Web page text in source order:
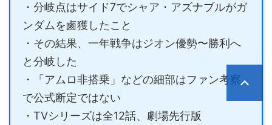
・分岐点はサイド7でシャア・アズナブルがガ
ンダムを鹵獲したこと
・その結果、一年戦争はジオン優勢〜勝利へ
と分岐した
・「アムロ非搭乗」などの細部はファン考察
で公式断定ではない
・TVシリーズは全12話、劇場先行版